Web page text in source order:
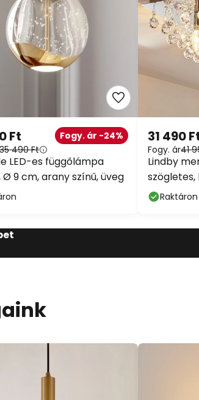
Ft
35 490 Ft
Fogy. ár -24%
LED-es függőlámpa
Ø 9 cm, arany színű, üveg
31 490
Fogy. ár41
Lindby
Raktáron